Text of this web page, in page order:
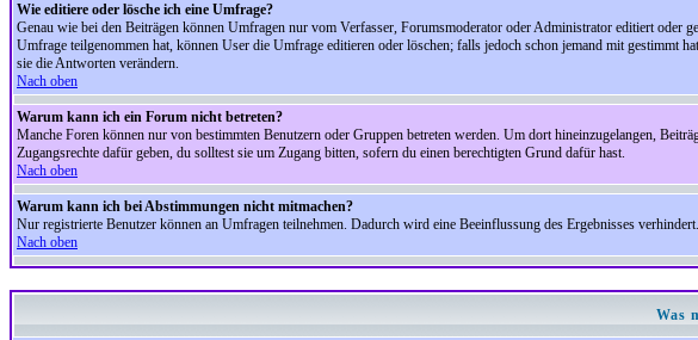
Wie editiere oder lösche ich eine Umfrage?
Genau wie bei den Beiträgen können Umfragen nur vom Verfasser, Forumsmoderator oder Administrator editiert oder
Umfrage teilgenommen hat, können User die Umfrage editieren oder löschen; falls jedoch schon jemand mit
sie die Antworten verändern.
Nach oben
Warum kann ich ein Forum nicht betreten?
Manche Foren können nur von bestimmten Benutzern oder Gruppen betreten werden. Um dort hineinzugelangen,
Zugangsrechte dafür geben, du solltest sie um Zugang bitten, sofern du einen berechtigten Grund dafür hast.
Nach oben
Warum kann ich bei Abstimmungen nicht mitmachen?
Nur registrierte Benutzer können an Umfragen teilnehmen. Dadurch wird eine Beeinflussung des Ergebnisses
Nach oben
Was